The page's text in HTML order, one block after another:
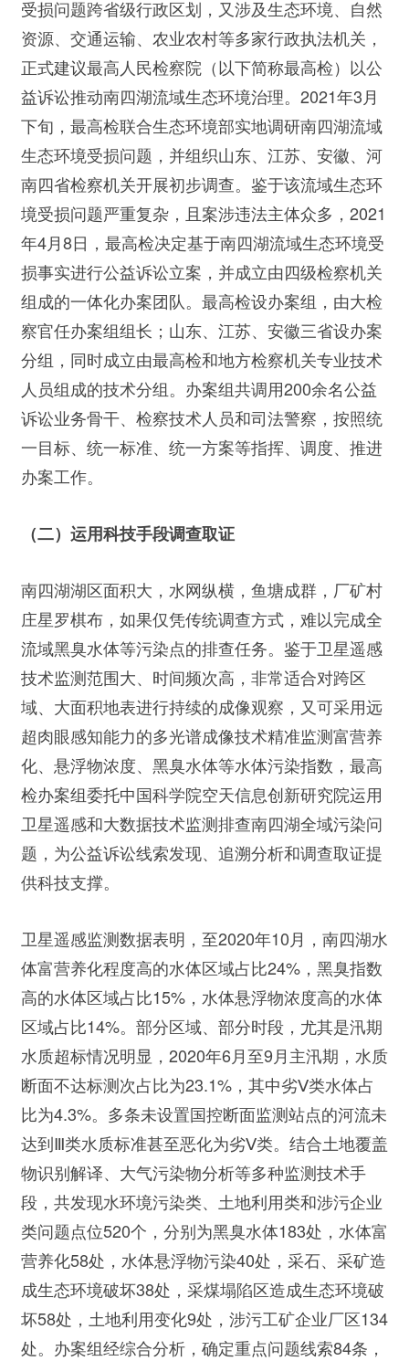
受损问题跨省级行政区划，又涉及生态环境、自然
资源、交通运输、农业农村等多家行政执法机关，
正式建议最高人民检察院（以下简称最高检）以公
益诉讼推动南四湖流域生态环境治理。2021年3月
下旬，最高检联合生态环境部实地调研南四湖流域
生态环境受损问题，并组织山东、江苏、安徽、河
南四省检察机关开展初步调查。鉴于该流域生态环
境受损问题严重复杂，且案涉违法主体众多，2021
年4月8日，最高检决定基于南四湖流域生态环境受
损事实进行公益诉讼立案，并成立由四级检察机关
组成的一体化办案团队。最高检设办案组，由大检
察官任办案组组长；山东、江苏、安徽三省设办案
分组，同时成立由最高检和地方检察机关专业技术
人员组成的技术分组。办案组共调用200余名公益
诉讼业务骨干、检察技术人员和司法警察，按照统
一目标、统一标准、统一方案等指挥、调度、推进
办案工作。
（二）运用科技手段调查取证
南四湖湖区面积大，水网纵横，鱼塘成群，厂矿村
庄星罗棋布，如果仅凭传统调查方式，难以完成全
流域黑臭水体等污染点的排查任务。鉴于卫星遥感
技术监测范围大、时间频次高，非常适合对跨区
域、大面积地表进行持续的成像观察，又可采用远
超肉眼感知能力的多光谱成像技术精准监测富营养
化、悬浮物浓度、黑臭水体等水体污染指数，最高
检办案组委托中国科学院空天信息创新研究院运用
卫星遥感和大数据技术监测排查南四湖全域污染问
题，为公益诉讼线索发现、追溯分析和调查取证提
供科技支撑。
卫星遥感监测数据表明，至2020年10月，南四湖水
体富营养化程度高的水体区域占比24%，黑臭指数
高的水体区域占比15%，水体悬浮物浓度高的水体
区域占比14%。部分区域、部分时段，尤其是汛期
水质超标情况明显，2020年6月至9月主汛期，水质
断面不达标测次占比为23.1%，其中劣Ⅴ类水体占
比为4.3%。多条未设置国控断面监测站点的河流未
达到Ⅲ类水质标准甚至恶化为劣Ⅴ类。结合土地覆盖
物识别解译、大气污染物分析等多种监测技术手
段，共发现水环境污染类、土地利用类和涉污企业
类问题点位520个，分别为黑臭水体183处，水体富
营养化58处，水体悬浮物污染40处，采石、采矿造
成生态环境破坏38处，采煤塌陷区造成生态环境破
坏58处，土地利用变化9处，涉污工矿企业厂区134
处。办案组经综合分析，确定重点问题线索84条，